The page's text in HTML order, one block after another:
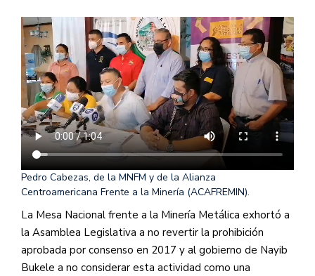
Pedro Cabezas, de la MNFM y de la Alianza
Centroamericana Frente a la Minería (ACAFREMIN).
La Mesa Nacional frente a la Minería Metálica exhortó a
la Asamblea Legislativa a no revertir la prohibición
aprobada por consenso en 2017 y al gobierno de Nayib
Bukele a no considerar esta actividad como una